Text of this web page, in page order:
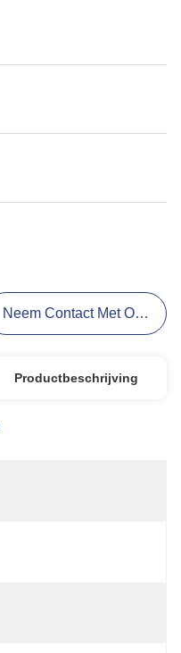
Neem Contact Met Ons Op
Productbeschrijving